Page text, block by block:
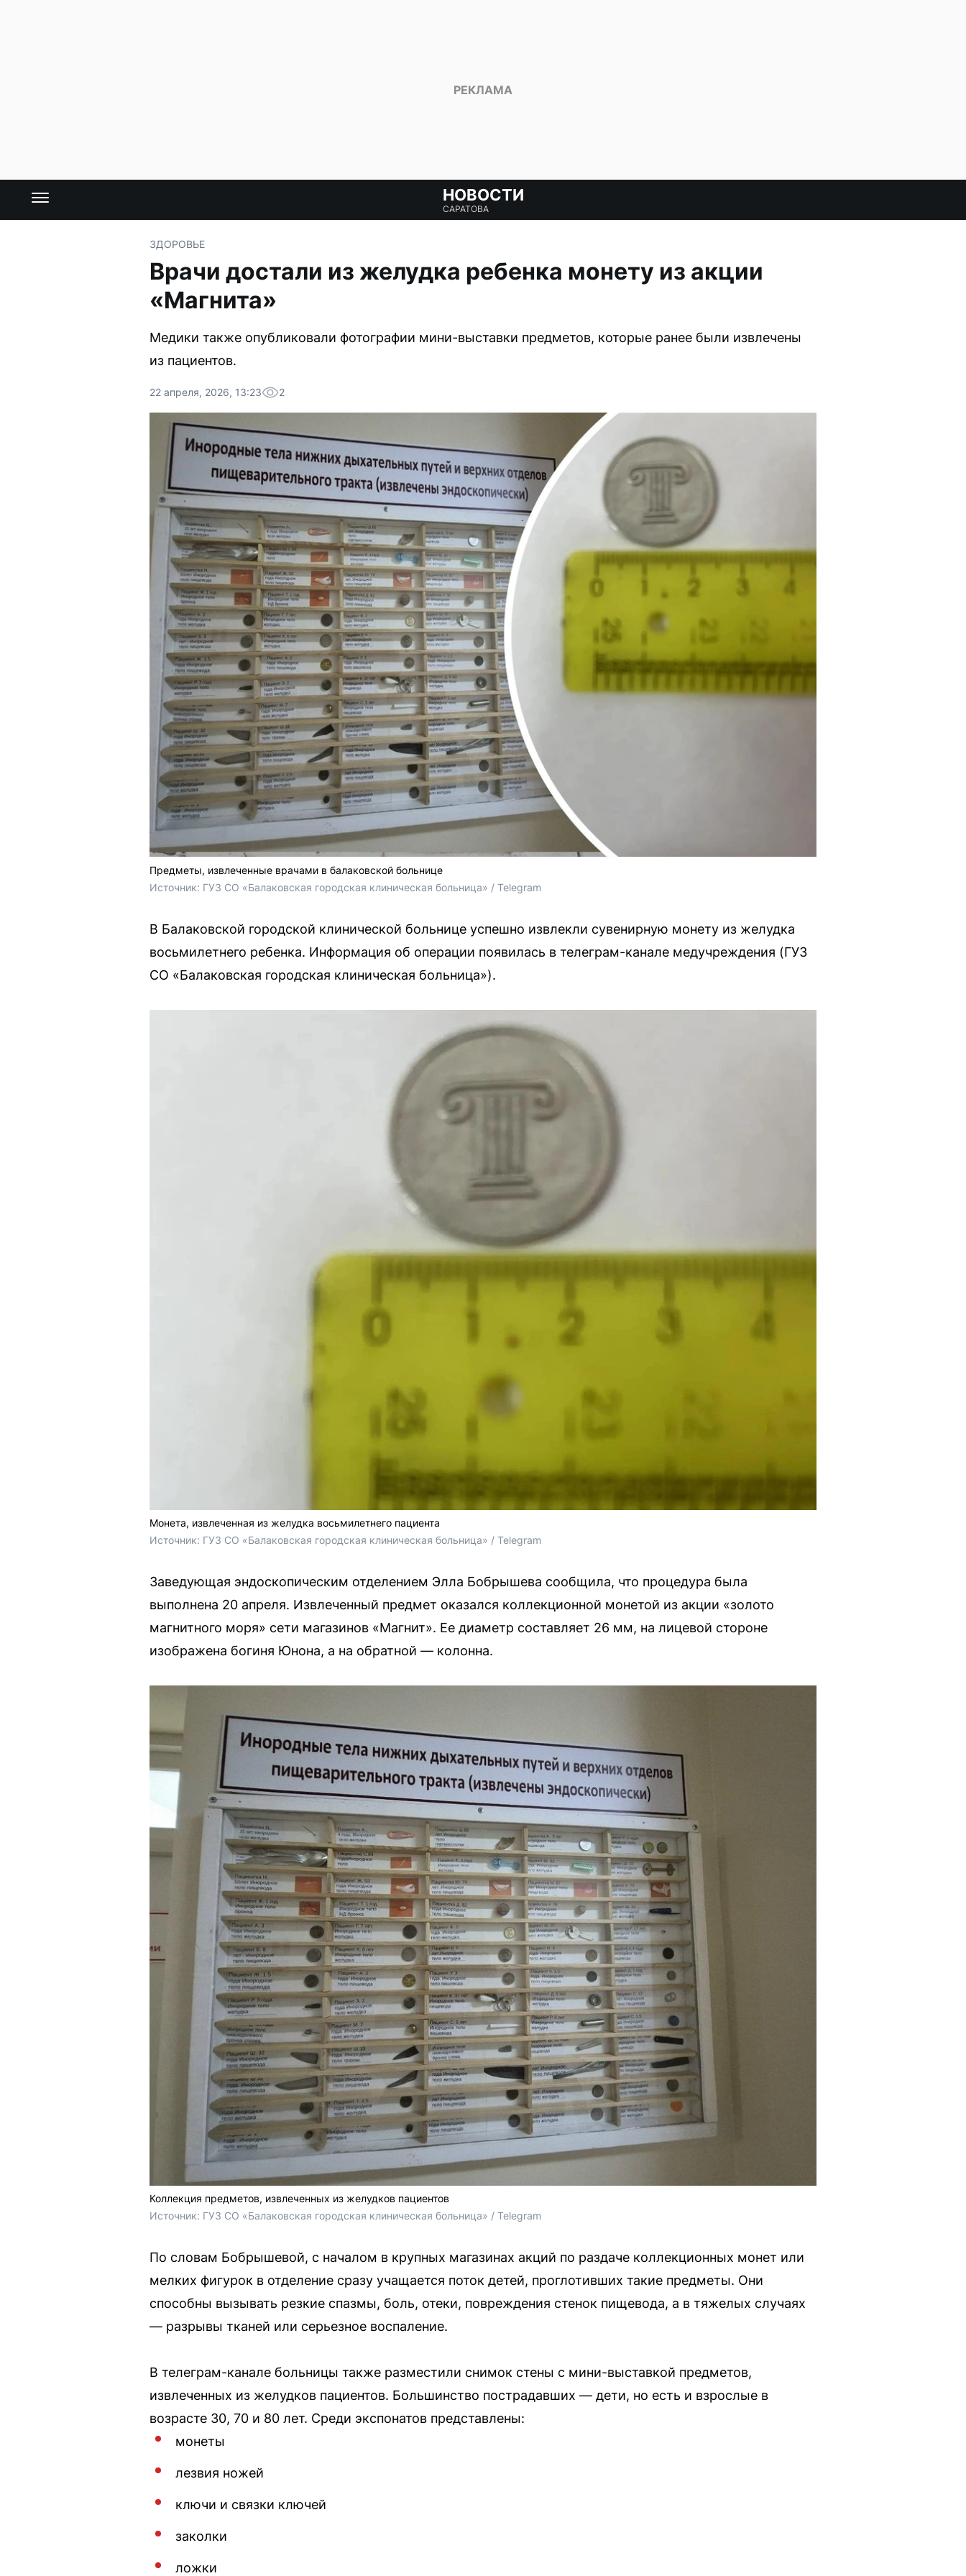
НОВОСТИ
САРАТОВА
ЗДОРОВЬЕ
Врачи достали из желудка ребенка монету из акции
«Магнита»
Медики также опубликовали фотографии мини-выставки предметов, которые ранее были извлечены
из пациентов.
22 апреля, 2026, 13:23 2
Предметы, извлеченные врачами в балаковской больнице
Источник: ГУЗ СО «Балаковская городская клиническая больница» / Telegram
В Балаковской городской клинической больнице успешно извлекли сувенирную монету из желудка
восьмилетнего ребенка. Информация об операции появилась в телеграм-канале медучреждения (ГУЗ
СО «Балаковская городская клиническая больница»).
Монета, извлеченная из желудка восьмилетнего пациента
Источник: ГУЗ СО «Балаковская городская клиническая больница» / Telegram
Заведующая эндоскопическим отделением Элла Бобрышева сообщила, что процедура была
выполнена 20 апреля. Извлеченный предмет оказался коллекционной монетой из акции «золото
магнитного моря» сети магазинов «Магнит». Ее диаметр составляет 26 мм, на лицевой стороне
изображена богиня Юнона, а на обратной — колонна.
Коллекция предметов, извлеченных из желудков пациентов
Источник: ГУЗ СО «Балаковская городская клиническая больница» / Telegram
По словам Бобрышевой, с началом в крупных магазинах акций по раздаче коллекционных монет или
мелких фигурок в отделение сразу учащается поток детей, проглотивших такие предметы. Они
способны вызывать резкие спазмы, боль, отеки, повреждения стенок пищевода, а в тяжелых случаях
— разрывы тканей или серьезное воспаление.
В телеграм-канале больницы также разместили снимок стены с мини-выставкой предметов,
извлеченных из желудков пациентов. Большинство пострадавших — дети, но есть и взрослые в
возрасте 30, 70 и 80 лет. Среди экспонатов представлены:
монеты
лезвия ножей
ключи и связки ключей
заколки
ложки